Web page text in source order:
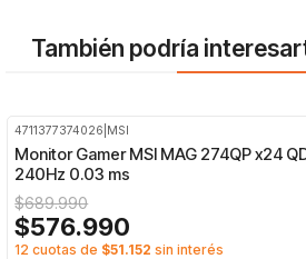
También podría
4711377374026 MSI
Monitor Gamer MSI MAG 274QP x24
240Hz 0.03 ms
$689.990
$576.990
12 cuotas de $51.152 sin interés